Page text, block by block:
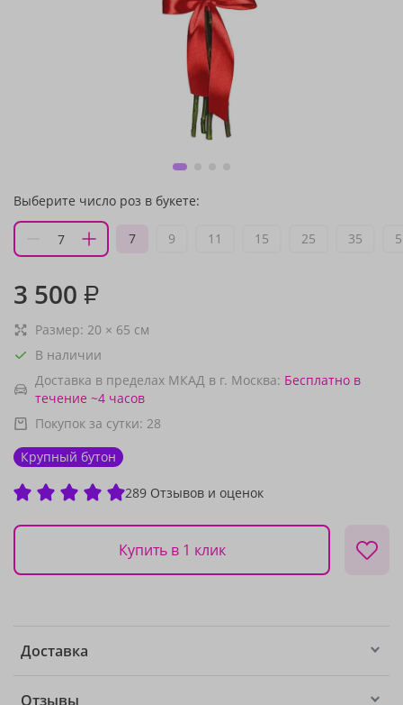
Выберите число роз в букете:
7 9 11 15 25 35
3 500 ₽
Размер: 20 × 65 см
В наличии
Доставка в пределах МКАД в г. Москва: Бесплатно в
течение ~4 часов
Покупок за сутки: 28
Крупный бутон
289 Отзывов и оценок
Купить в 1 клик
Доставка
Отзывы